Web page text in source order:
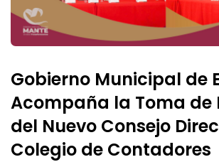
Gobierno Municipal de
Acompaña la Toma de
del Nuevo Consejo
Colegio de Contadores